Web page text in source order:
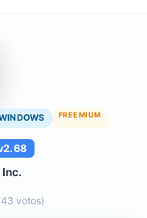
FREEMIUM
votos)